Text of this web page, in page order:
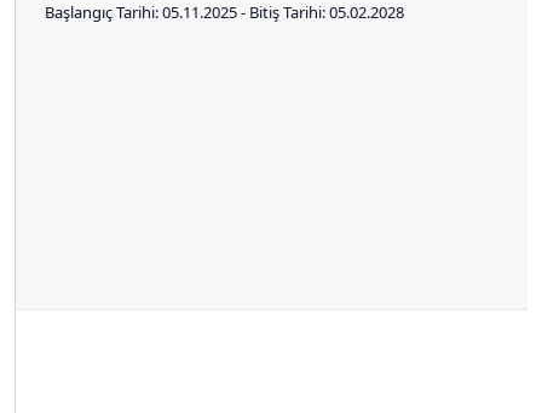
Başlangıç Tarihi: 05.11.2025 - Bitiş Tarihi: 05.02.2028